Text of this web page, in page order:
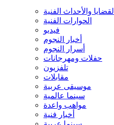
القضايا والأحداث الفنية
الحوارات الفنية
فيديو
أخبار النجوم
أسرار النجوم
حفلات ومهرجانات
تلفزيون
مقابلات
موسيقى عربية
سينما عالمية
مواهب واعدة
أخبار فنية